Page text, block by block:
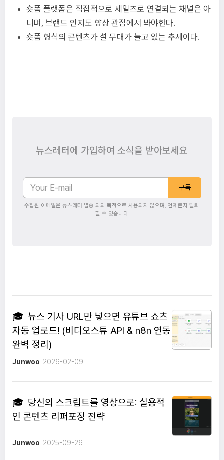
숏폼 플랫폼은 직접적으로 세일즈로 연결되는 채널은 아
니며, 브랜드 인지도 향상 관점에서 봐야한다.
숏폼 형식의 콘텐츠가 설 무대가 늘고 있는 추세이다.
뉴스레터에 가입하여 소식을 받아보세요
구독
수집된 이메일은 뉴스레터 발송 외의 목적으로 사용되지 않으며, 언제든지 탈퇴
할 수 있습니다
🎓 뉴스 기사 URL만 넣으면 유튜브 쇼츠
자동 업로드! (비디오스튜 API & n8n 연동
완벽 정리)
Junwoo 2026-02-09
🎓 당신의 스크립트를 영상으로: 실용적
인 콘텐츠 리퍼포징 전략
Junwoo 2025-09-26